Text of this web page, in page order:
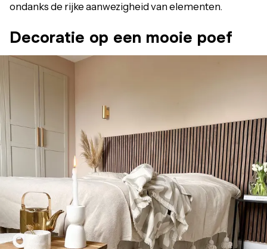
ondanks de rijke aanwezigheid van elementen.
Decoratie op een mooie poef